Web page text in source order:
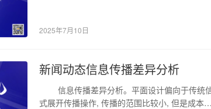
2025年7月10日
新闻动态信息传播差异分析
信息传播差异分析。平面设计偏向于传统
式展开传播操作, 传播的范围比较小, 但是成本…